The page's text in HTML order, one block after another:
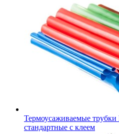
Термоусаживаемые
стандартные с клеем